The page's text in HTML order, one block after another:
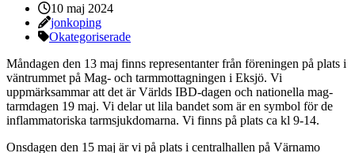
Publicerat:
10 maj 2024
Skrivet av:
jonkoping
Kategorier:
Okategoriserade
Måndagen den 13 maj finns representanter från föreningen på plats i
väntrummet på Mag- och tarmmottagningen i Eksjö. Vi
uppmärksammar att det är Världs IBD-dagen och nationella mag-
tarmdagen 19 maj. Vi delar ut lila bandet som är en symbol för de
inflammatoriska tarmsjukdomarna. Vi finns på plats ca kl 9-14.
Onsdagen den 15 maj är vi på plats i centralhallen på Värnamo